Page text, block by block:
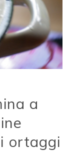
a
ortaggi